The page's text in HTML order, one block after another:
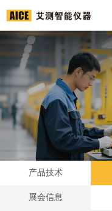
产品技术
展会信息